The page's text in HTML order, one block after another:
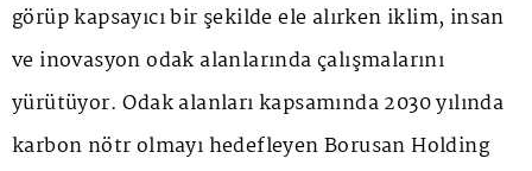
görüp kapsayıcı bir şekilde ele alırken iklim, insan
ve inovasyon odak alanlarında çalışmalarını
yürütüyor. Odak alanları kapsamında 2030 yılında
karbon nötr olmayı hedefleyen Borusan Holding